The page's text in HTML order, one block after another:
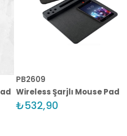
Wireless Şarjlı Mouse Pad
PB2609
₺532,90